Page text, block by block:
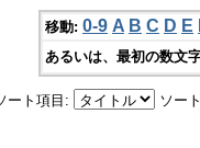
移動: 0-9 A B C D E
あるいは、最初の数文
ート項目: ソー